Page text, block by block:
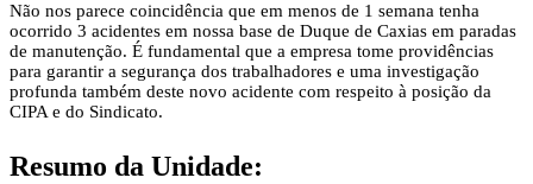
Não nos parece coincidência que em menos de 1 semana tenha
ocorrido 3 acidentes em nossa base de Duque de Caxias em paradas
de manutenção. É fundamental que a empresa tome providências
para garantir a segurança dos trabalhadores e uma investigação
profunda também deste novo acidente com respeito à posição da
CIPA e do Sindicato.
Resumo da Unidade: